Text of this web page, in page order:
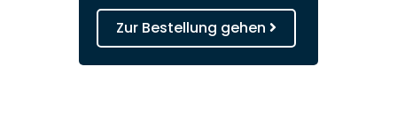
Zur Bestellung gehen